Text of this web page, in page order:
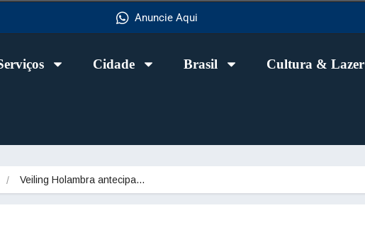
Anuncie Aqui
Cidade Brasil Cultura & Lazer
Veiling Holambra antecipa…